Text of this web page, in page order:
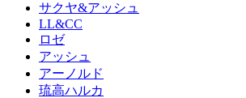
サクヤ&アッシュ
LL&CC
ロゼ
アッシュ
アーノルド
琉高ハルカ